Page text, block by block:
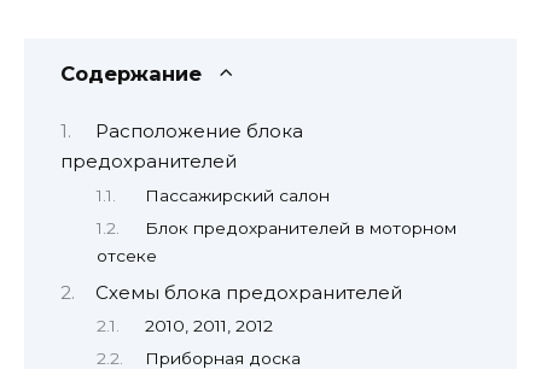
Содержание
Расположение блока
предохранителей
Пассажирский салон
Блок предохранителей в моторном
отсеке
Схемы блока предохранителей
2010, 2011, 2012
Приборная доска